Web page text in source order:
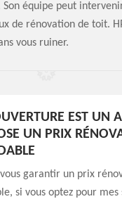
équipe peut
de rénovation de toit.
vous ruiner.
EST UN
UN PRIX
vous garantir un prix
si vous optez pour